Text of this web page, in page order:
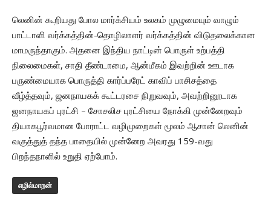
லெனின் கூறியது போல மார்க்சியம் உலகம் முழுமையும் வாழும்
பாட்டாளி வர்க்கத்தின்-தொழிலாளர் வர்க்கத்தின் விடுதலைக்கான
மாமருந்தாகும். அதனை இந்திய நாட்டின் பொருள் உற்பத்தி
நிலைமைகள், சாதி தீண்டாமை, ஆன்மீகம் இவற்றின் ஊடாக
பருண்மையாக பொருத்தி கார்ப்பரேட் காவிப் பாசிசத்தை
வீழ்த்தவும், ஜனநாயகக் கூட்டரசை நிறுவவும், அவற்றினூடாக
ஜனநாயகப் புரட்சி – சோசலிச புரட்சியை நோக்கி முன்னேறவும்
தியாகபூர்வமான போராட்ட வழிமுறைகள் மூலம் ஆசான் லெனின்
வகுத்துத் தந்த பாதையில் முன்னேற அவரது 159-வது
பிறந்தநாளில் உறுதி ஏற்போம்.
எழில்மாறன்